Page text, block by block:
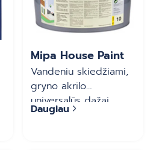
Mipa House Paint
Vandeniu skiedžiami,
gryno akrilo
universalūs dažai
lauko ir vidaus
Daugiau